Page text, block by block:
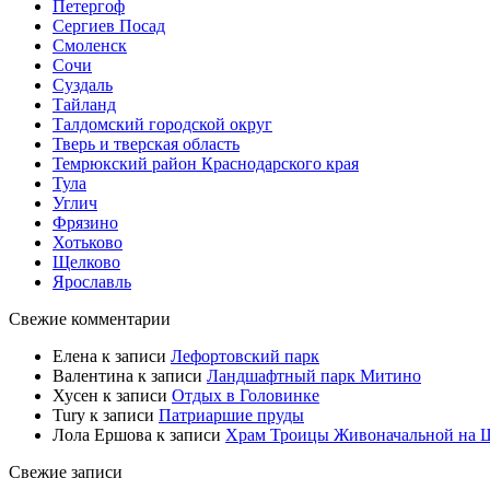
Петергоф
Сергиев Посад
Смоленск
Сочи
Суздаль
Тайланд
Талдомский городской округ
Тверь и тверская область
Темрюкский район Краснодарского края
Тула
Углич
Фрязино
Хотьково
Щелково
Ярославль
Свежие комментарии
Елена к записи Лефортовский парк
Валентина к записи Ландшафтный парк Митино
Хусен к записи Отдых в Головинке
Tury к записи Патриаршие пруды
Лола Ершова к записи Храм Троицы Живоначальной на
Свежие записи